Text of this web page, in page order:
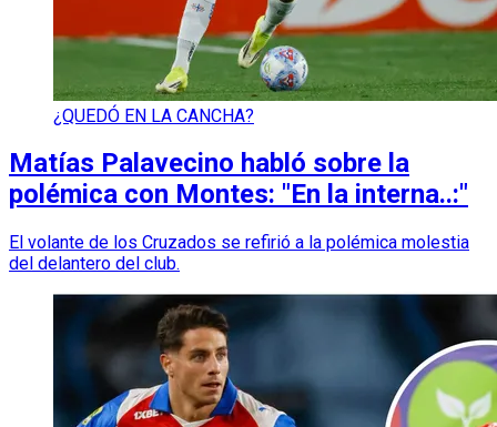
¿QUEDÓ EN LA CANCHA?
Matías Palavecino habló sobre la
polémica con Montes: "En la interna..:"
El volante de los Cruzados se refirió a la polémica molestia
del delantero del club.